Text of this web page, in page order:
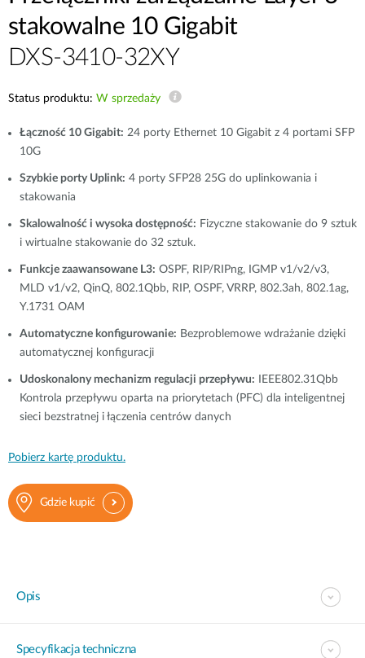
stakowalne 10 Gigabit
DXS-3410-32XY
Status produktu: W sprzedaży
Łączność 10 Gigabit: 24 porty Ethernet 10 Gigabit z 4 portami SFP
10G
Szybkie porty Uplink: 4 porty SFP28 25G do uplinkowania i
stakowania
Skalowalność i wysoka dostępność: Fizyczne stakowanie do 9 sztuk
i wirtualne stakowanie do 32 sztuk.
Funkcje zaawansowane L3: OSPF, RIP/RIPng, IGMP v1/v2/v3,
MLD v1/v2, QinQ, 802.1Qbb, RIP, OSPF, VRRP, 802.3ah, 802.1ag,
Y.1731 OAM
Automatyczne konfigurowanie: Bezproblemowe wdrażanie dzięki
automatycznej konfiguracji
Udoskonalony mechanizm regulacji przepływu: IEEE802.31Qbb
Kontrola przepływu oparta na priorytetach (PFC) dla inteligentnej
sieci bezstratnej i łączenia centrów danych
Pobierz kartę produktu.
Gdzie kupić
Opis
Specyfikacja techniczna